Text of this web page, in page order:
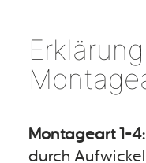
Montageart 1-4:
durch